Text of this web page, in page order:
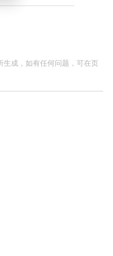
成，如有任何问题，可在页